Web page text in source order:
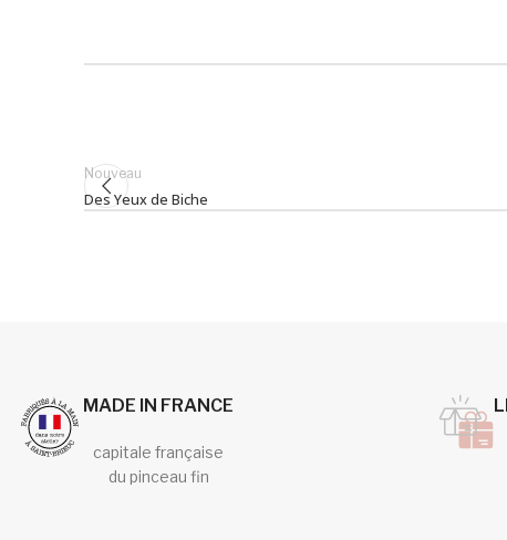
Nouveau
Des Yeux de Biche
MADE IN FRANCE
capitale française
du pinceau fin